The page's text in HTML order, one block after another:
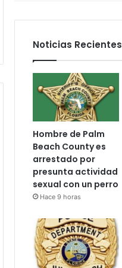
i
o
Noticias Recientes
Hombre de Palm
Beach County es
arrestado por
presunta actividad
sexual con un perro
Hace 9 horas